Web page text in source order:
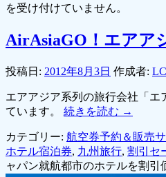
を受け付けていません。
AirAsiaGO！エアア
投稿日: 2012年8月3日 作成者:
エアアジア系列の旅行会社「
ています。 続きを読む →
カテゴリー: 航空券予約＆販売サ
ホテル宿泊券, 九州旅行, 割引セ
ャパン就航都市のホテルを割